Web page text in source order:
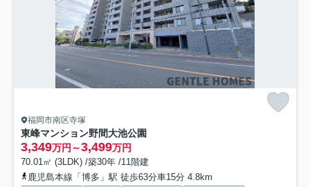
福岡市南区寺塚
東峰マンション野間大池公園
3,349万円～3,499万円
70.01㎡ (3LDK) /築30年 /11階建
鹿児島本線「博多」駅 徒歩63分車15分 4.8km